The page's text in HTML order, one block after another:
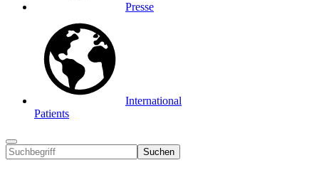
Presse
International
Patients
Suchen